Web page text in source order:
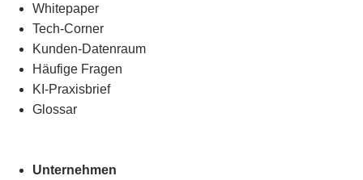
Whitepaper
Tech-Corner
Kunden-Datenraum
Häufige Fragen
KI-Praxisbrief
Glossar
Unternehmen